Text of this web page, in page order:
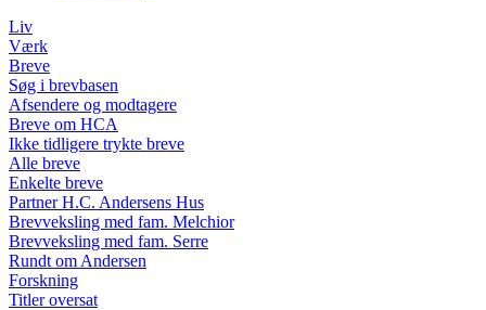
Liv
Værk
Breve
Søg i brevbasen
Afsendere og modtagere
Breve om HCA
Ikke tidligere trykte breve
Alle breve
Enkelte breve
Partner H.C. Andersens Hus
Brevveksling med fam. Melchior
Brevveksling med fam. Serre
Rundt om Andersen
Forskning
Titler oversat